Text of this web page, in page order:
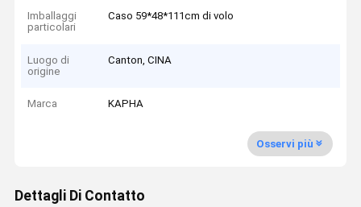
Imballaggi
particolari
Caso 59*48*111cm di volo
Luogo di
origine
Canton, CINA
Marca KAPHA
Osservi più
Dettagli Di Contatto